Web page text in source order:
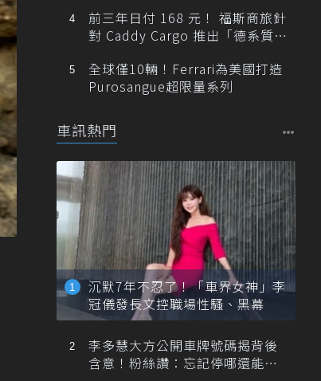
前三年日付 168 元！ 福斯商旅針
對 Caddy Cargo 推出「德系質感
全球僅10輛！Ferrari為美國打造
Purosangue超限量系列
車訊熱門
沉默7年不忍了！「車界女神」李
冠儀發長文控職場性騷、黑幕
李多慧大方公開車牌號碼揭背後
含意！粉絲讚：忘記停哪還能幫